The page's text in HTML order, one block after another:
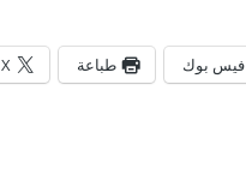
فيس بوك طباعة X